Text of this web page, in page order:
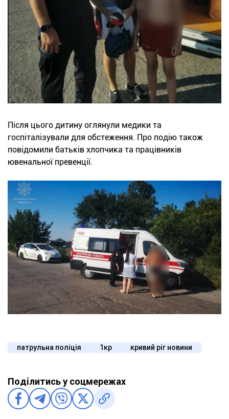
Після цього дитину оглянули медики та
госпіталізували для обстеження. Про подію також
повідомили батьків хлопчика та працівників
ювенальної превенції.
патрульна поліція 1кр кривий ріг новини
Поділитись у соцмережах